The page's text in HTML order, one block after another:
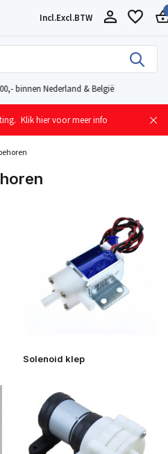
Incl.Excl.BTW
vanuit ons magazijn in Nederland
Klik hier voor meer info
Solenoid klep